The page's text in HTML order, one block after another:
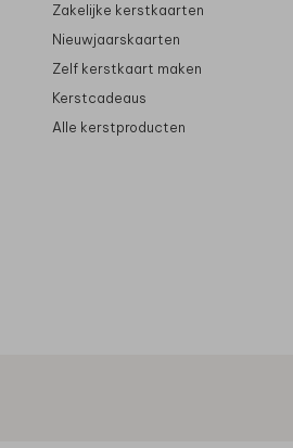
Zakelijke kerstkaarten
Nieuwjaarskaarten
Zelf kerstkaart maken
Kerstcadeaus
Alle kerstproducten